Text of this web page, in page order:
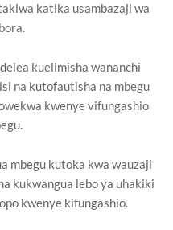
katika usambazaji wa
kuelimisha wananchi
na kutofautisha na mbegu
kwenye vifungashio
mbegu kutoka kwa wauzaji
kukwangua lebo ya uhakiki
kwenye kifungashio.